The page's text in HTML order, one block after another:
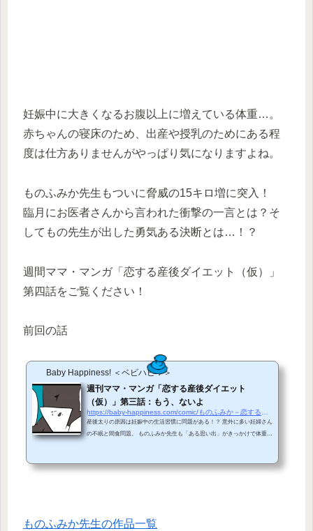
妊娠中に大きくなるお腹以上に増えている体重…。
赤ちゃんの寝床のため、出産や授乳のためにある程
度は仕方ありませんがやっぱり気になりますよね。
ものふみか先生もついに脅威の15キロ増に突入！
臨月にお医者さんから言われた衝撃の一言とは？そ
してもの先生が出した勇気ある決断とは…！？
週間ママ・マンガ「恋する産後ダイエット（仮）」
第四話をご覧ください！
前回の話
Baby Happiness! ＜ベビハピ！＞
週刊ママ・マンガ「恋する産後ダイエット
（仮）」第三話：もう、ないよ
産後太りの原因は妊娠中の生活習慣に問題がある！？ 意外に多い妊婦さん
の不眠と間食問題。 ものふみか先生も「ある思い出」がきっかけで体重増
こう多い妊娠中の不眠と間食の問題。 ものふみか先生もご覧のように
ものふみか先生の作品一覧